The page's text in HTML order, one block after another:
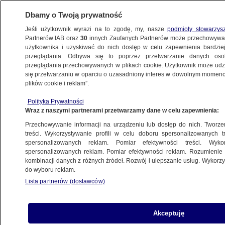
BIZNES
PIENIĄDZE
być dobry sygnał dla kredytobiorców
14.01.2023, 15:58
Udostępnij
Dbamy o Twoją prywatność
Jeśli użytkownik wyrazi na to zgodę, my, naszepodmioty
Partnerów IAB oraz30 innych Zaufanych Partnerów może
użytkownika i uzyskiwać do nich dostęp w celu zapewnienia
przeglądania. Odbywa się to poprzez przetwarzanie danych
przeglądania przechowywanych w plikach cookie. Użytkownik może
się przetwarzaniu w oparciu o uzasadniony interes w dowolnym
plików cookie i reklam”.
Polityka Prywatności
Wraz z naszymi partnerami przetwarzamy dane w celu zapewnienia:
Przechowywanie informacji na urządzeniu lub dostęp do nich.
treści. Wykorzystywanie profili w celu doboru spersonalizowanych
spersonalizowanych reklam. Pomiar efektywności treści.
spersonalizowanych reklam. Pomiar efektywności reklam.
kombinacji danych z różnych źródeł. Rozwój i ulepszanie usług.
do wyboru reklam.
Lista partnerów (dostawców)
Akceptuję